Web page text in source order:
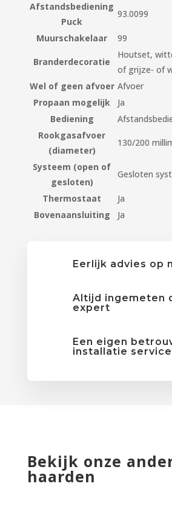
Afstandsbediening
Puck
93.0099
Muurschakelaar 99
Branderdecoratie
Houtset,
of grijze- of
Wel of geen afvoer Afvoer
Propaan mogelijk
Ja
Bediening
Rookgasafvoer
(diameter)
130/200
Systeem (open of
gesloten)
Gesloten
Thermostaat
Ja
Bovenaansluiting
Ja
Eerlijk advies op
Altijd ingemeten
expert
Een eigen
installatie service
Bekijk onze
haarden